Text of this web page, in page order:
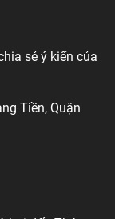
sẻ ý kiến của
Tiền, Quận